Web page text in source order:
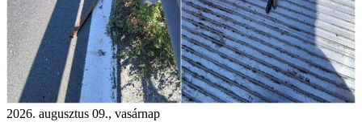
2026. augusztus 09., vasárnap